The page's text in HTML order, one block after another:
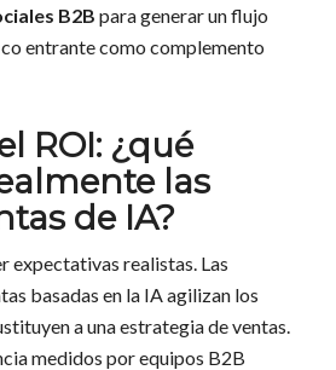
B2B para generar un flujo
entrante como complemento
ROI: ¿qué
las
de IA?
expectativas realistas. Las
basadas en la IA agilizan los
a una estrategia de ventas.
medidos por equipos B2B